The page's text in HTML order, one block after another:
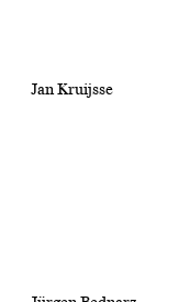
Jan Kruijsse